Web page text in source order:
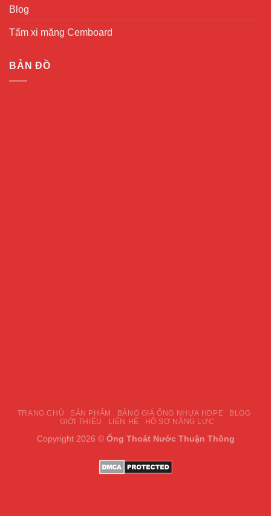
Blog
Tấm xi măng Cemboard
BẢN ĐỒ
TRANG CHỦ SẢN PHẨM BẢNG GIÁ ỐNG NHỰA HDPE
BLOG
GIỚI THIỆU
LIÊN HỆ HỒ SƠ NĂNG LỰC
Copyright 2026 © Ống Thoát Nước Thuận Thông